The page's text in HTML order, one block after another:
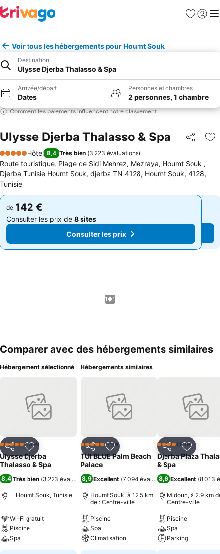
Favoris
Se
Voir tous les hébergements pour Houmt Souk
Destination
Ulysse Djerba Thalasso & Spa
Arrivée/départ
Dates
Personnes et chambres
2 personnes, 1 chambre
Comment les paiements influencent notre classement
Ulysse Djerba Thalasso & Spa Partager
5 Étoiles
Hôtel 8,4 Très bien (3 223 évaluations)
Route touristique, Plage de Sidi Mehrez, Mezraya, Houmt Souk ,
Djerba Tunisie Houmt Souk, djerba TN 4128, Houmt Souk, 4128,
Tunisie
de 142 €
Consulter les prix de 8 sites
Consulter les prix
de 142 €
Consulter les prix de 8 sites
Consulter les prix
1 / 1
Comparer avec des hébergements similaires
Hébergement sélectionné
PartagerAjouter à mes favoris
5 Étoiles Hôtel
Ulysse Djerba
Thalasso & Spa
8,4 Très bien (3 223 évaluations)
Houmt Souk, Tunisie
Wi-Fi gratuit
Piscine
Spa
Hébergements similaires
PartagerAjouter à mes favoris
5 Étoiles Hôtel
TUI BLUE Palm Beach
Palace
8,9 Excellent (7 094 évaluations)
Houmt Souk, à 12.5 km
de : Centre-ville
Piscine
Spa
Climatisation
PartagerAjouter
4 ÉtoilesHôtel
Djerba Plaza
& Spa
8,6 Excellent (8 013
Midoun, à 2.9 km
Centre-ville
Piscine
Spa
Parking